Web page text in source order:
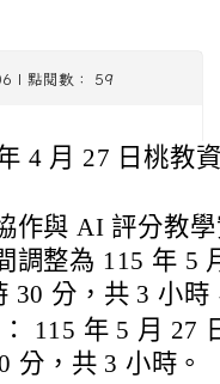
| 點閱數： 59
4 月 27 日桃教
作與 AI 評分教
調整為 115 年 5
30 分，共 3 小
115 年 5 月 27
分，共 3 小時。